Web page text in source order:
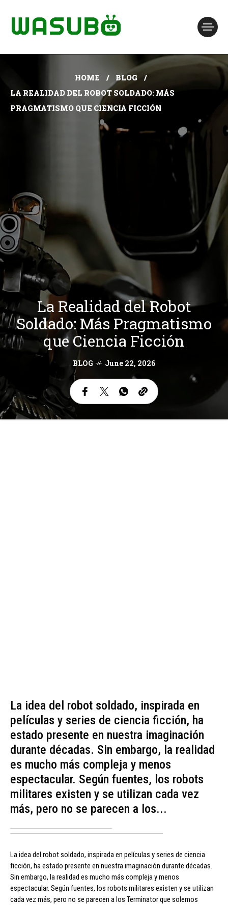
HOME
BLOG
LA REALIDAD DEL ROBOT SOLDADO: MÁS
PRAGMATISMO QUE CIENCIA FICCIÓN
La Realidad del Robot
Soldado: Más Pragmatismo
que Ciencia Ficción
BLOG June 22, 2026
La idea del robot soldado, inspirada en
películas y series de ciencia ficción, ha
estado presente en nuestra imaginación
durante décadas. Sin embargo, la realidad
es mucho más compleja y menos
espectacular. Según fuentes, los robots
militares existen y se utilizan cada vez
más, pero no se parecen a los...
La idea del robot soldado, inspirada en películas y series de ciencia
ficción, ha estado presente en nuestra imaginación durante décadas.
Sin embargo, la realidad es mucho más compleja y menos
espectacular. Según fuentes, los robots militares existen y se utilizan
cada vez más, pero no se parecen a los Terminator que solemos